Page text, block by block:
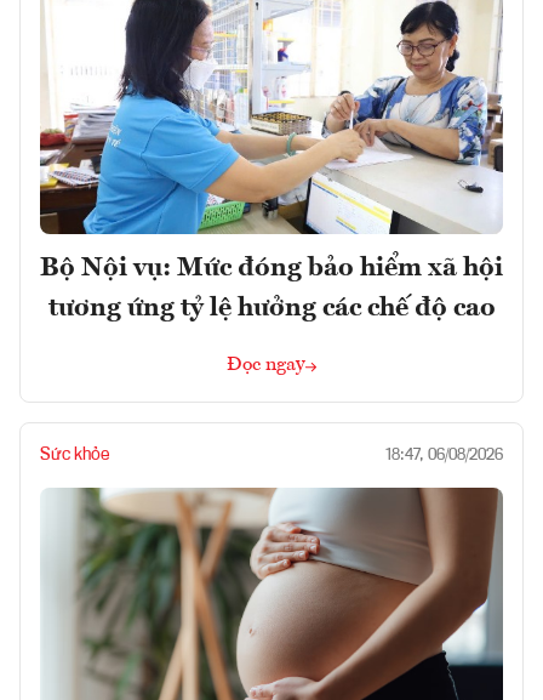
Bộ Nội vụ: Mức đóng bảo hiểm xã hội
tương ứng tỷ lệ hưởng các chế độ cao
Đọc ngay
Sức khỏe 18:47, 06/08/2026